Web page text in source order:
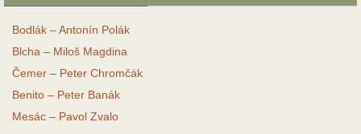
Bodlák – Antonín Polák
Blcha – Miloš Magdina
Čemer – Peter Chromčák
Benito – Peter Banák
Mesác – Pavol Zvalo